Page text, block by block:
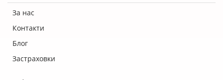
За нас
Контакти
Блог
Застраховки